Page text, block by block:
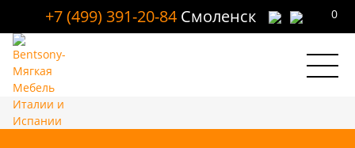
+7 (499) 391-20-84 Смоленск 0